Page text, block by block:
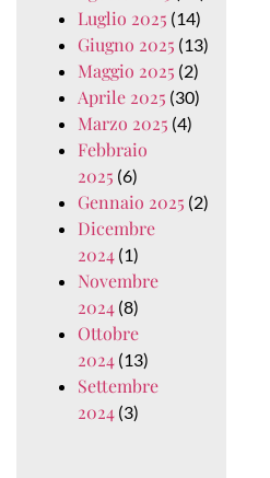
Luglio 2025 (14)
Giugno 2025 (13)
Maggio 2025 (2)
Aprile 2025 (30)
Marzo 2025 (4)
Febbraio
2025 (6)
Gennaio 2025 (2)
Dicembre
2024(1)
Novembre
2024(8)
Ottobre
2024(13)
Settembre
2024(3)